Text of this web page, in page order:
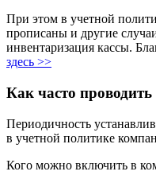
При этом в учетной
прописаны и другие
инвентаризация кассы.
здесь >>
Как часто
Периодичность
в учетной политике
Кого можно включить в